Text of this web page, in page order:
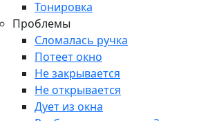
Тонировка
Проблемы
Сломалась ручка
Потеет окно
Не закрывается
Не открывается
Дует из окна